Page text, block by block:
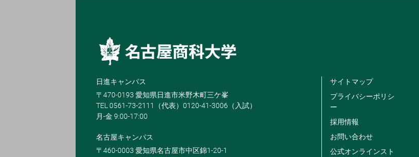
日進キャンパス
〒470-0193 愛知県日進市米野木町三ケ峯
TEL 0561-73-2111（代表）0120-41-3006（入試）
月-金 9:00-17:00
名古屋キャンパス
〒460-0003 愛知県名古屋市中区錦1-20-1
サイトマップ
プライバシーポリシ
ー
採用情報
お問い合わせ
公式オンラインスト